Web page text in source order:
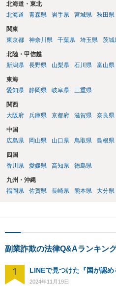
北海道・東北
北海道
青森県 岩手県 宮城県 秋田県
関東
東京都
神奈川県 千葉県 埼玉県 茨城
北陸・甲信越
新潟県
長野県 山梨県 石川県 富山県
東海
愛知県
静岡県 岐阜県 三重県
関西
大阪府
兵庫県 京都府 滋賀県 奈良県
中国
広島県
岡山県 山口県 鳥取県 島根県
四国
香川県
愛媛県 高知県 徳島県
九州・沖縄
福岡県
佐賀県 長崎県 熊本県 大分県
副業詐欺の法律Q&Aランキン
1
2024年11月19日